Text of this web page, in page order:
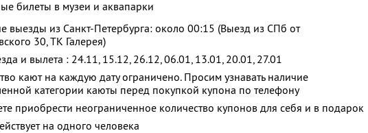
билеты в музеи и аквапарки
выезды из Санкт-Петербурга: около 00:15 (Выезд из СПб от
30, ТК Галерея)
и вылета : 24.11, 15.12, 26.12, 06.01, 13.01, 20.01, 27.01
кают на каждую дату ограничено. Просим узнавать наличие
категории каюты перед покупкой купона по телефону
приобрести неограниченное количество купонов для себя и в подарок
на одного человека